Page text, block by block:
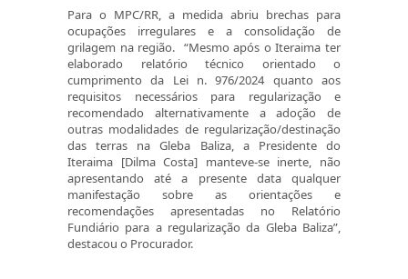
Para o MPC/RR, a medida abriu brechas para
ocupações irregulares e a consolidação de
grilagem na região. “Mesmo após o Iteraima ter
elaborado relatório técnico orientado o
cumprimento da Lei n. 976/2024 quanto aos
requisitos necessários para regularização e
recomendado alternativamente a adoção de
outras modalidades de regularização/destinação
das terras na Gleba Baliza, a Presidente do
Iteraima [Dilma Costa] manteve-se inerte, não
apresentando até a presente data qualquer
manifestação sobre as orientações e
recomendações apresentadas no Relatório
Fundiário para a regularização da Gleba Baliza”,
destacou o Procurador.